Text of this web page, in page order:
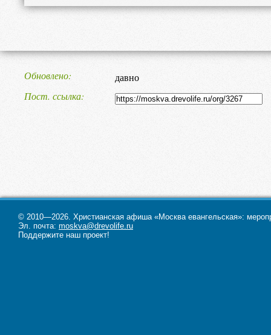
Обновлено
давно
Пост. ссылка
© 2010—2026. Христианская афиша «Москва евангельская»:
Эл. почта: moskva@drevolife.ru
Поддержите наш проект!